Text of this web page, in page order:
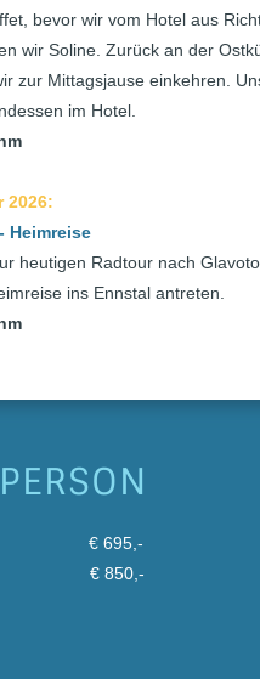
bevor wir vom Hotel aus
wir Soline. Zurück an der
zur Mittagsjause einkehren.
im Hotel.
2026:
Heimreise
heutigen Radtour nach
ins Ennstal antreten.
€ 695,-
€ 850,-